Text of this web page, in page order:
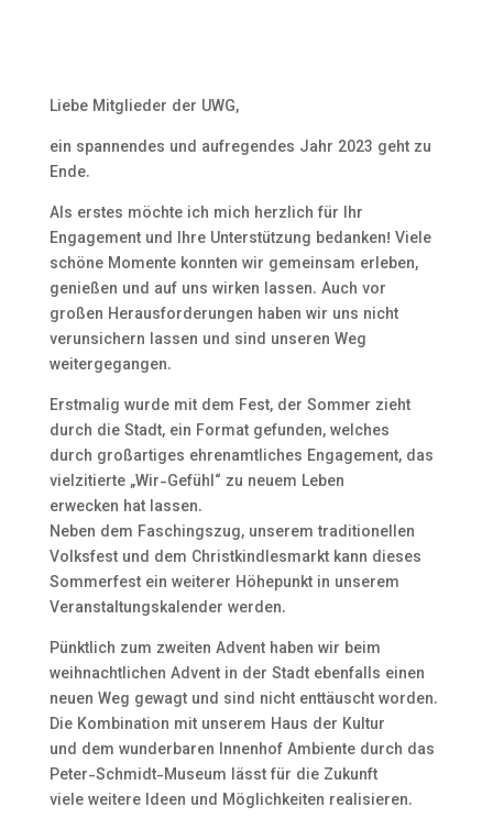
Liebe Mitglieder der UWG,
ein spannendes und aufregendes Jahr 2023 geht zu
Ende.
Als erstes möchte ich mich herzlich für Ihr
Engagement und Ihre Unterstützung bedanken! Viele
schöne Momente konnten wir gemeinsam erleben,
genießen und auf uns wirken lassen. Auch vor
großen Herausforderungen haben wir uns nicht
verunsichern lassen und sind unseren Weg
weitergegangen.
Erstmalig wurde mit dem Fest, der Sommer zieht
durch die Stadt, ein Format gefunden, welches
durch großartiges ehrenamtliches Engagement, das
vielzitierte „Wir-Gefühl“ zu neuem Leben
erwecken hat lassen.
Neben dem Faschingszug, unserem traditionellen
Volksfest und dem Christkindlesmarkt kann dieses
Sommerfest ein weiterer Höhepunkt in unserem
Veranstaltungskalender werden.
Pünktlich zum zweiten Advent haben wir beim
weihnachtlichen Advent in der Stadt ebenfalls einen
neuen Weg gewagt und sind nicht enttäuscht worden.
Die Kombination mit unserem Haus der Kultur
und dem wunderbaren Innenhof Ambiente durch das
Peter-Schmidt-Museum lässt für die Zukunft
viele weitere Ideen und Möglichkeiten realisieren.